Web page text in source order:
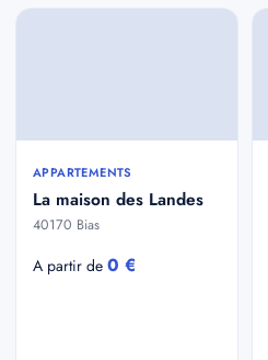
APPARTEMENTS
La maison des Landes
40170 Bias
A partir de 0 €